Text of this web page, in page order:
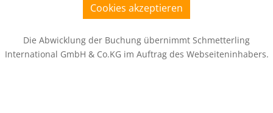
Cookies akzeptieren
Die Abwicklung der Buchung übernimmt Schmetterling
International GmbH & Co.KG im Auftrag des Webseiteninhabers.